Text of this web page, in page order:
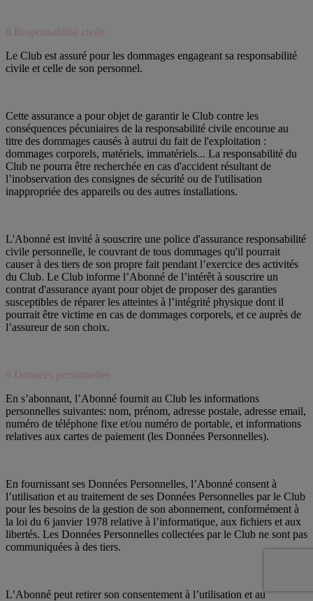
8.Responsabilité civile
Le Club est assuré pour les dommages engageant sa responsabilité
civile et celle de son personnel.
Cette assurance a pour objet de garantir le Club contre les
conséquences pécuniaires de la responsabilité civile encourue au
titre des dommages causés à autrui du fait de l'exploitation :
dommages corporels, matériels, immatériels... La responsabilité du
Club ne pourra être recherchée en cas d'accident résultant de
l’inobservation des consignes de sécurité ou de l'utilisation
inappropriée des appareils ou des autres installations.
L'Abonné est invité à souscrire une police d'assurance responsabilité
civile personnelle, le couvrant de tous dommages qu'il pourrait
causer à des tiers de son propre fait pendant l’exercice des activités
du Club. Le Club informe l’Abonné de l’intérêt à souscrire un
contrat d'assurance ayant pour objet de proposer des garanties
susceptibles de réparer les atteintes à l’intégrité physique dont il
pourrait être victime en cas de dommages corporels, et ce auprès de
l’assureur de son choix.
9.Données personnelles
En s’abonnant, l’Abonné fournit au Club les informations
personnelles suivantes: nom, prénom, adresse postale, adresse email,
numéro de téléphone fixe et/ou numéro de portable, et informations
relatives aux cartes de paiement (les Données Personnelles).
En fournissant ses Données Personnelles, l’Abonné consent à
l’utilisation et au traitement de ses Données Personnelles par le Club
pour les besoins de la gestion de son abonnement, conformément à
la loi du 6 janvier 1978 relative à l’informatique, aux fichiers et aux
libertés. Les Données Personnelles collectées par le Club ne sont pas
communiquées à des tiers.
L’Abonné peut retirer son consentement à l’utilisation et au